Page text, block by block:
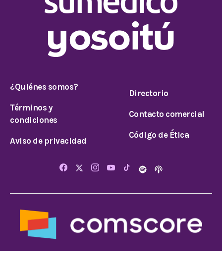
¿Quiénes somos?
Términos y
condiciones
Aviso de privacidad
Directorio
Contacto comercial
Código de Ética